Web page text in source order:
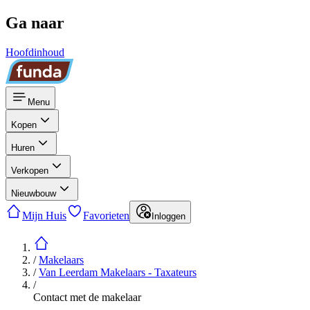
Ga naar
Hoofdinhoud
Menu
Kopen
Huren
Verkopen
Nieuwbouw
Mijn Huis Favorieten Inloggen
/Makelaars
/Van Leerdam Makelaars - Taxateurs
/
Contact met de makelaar